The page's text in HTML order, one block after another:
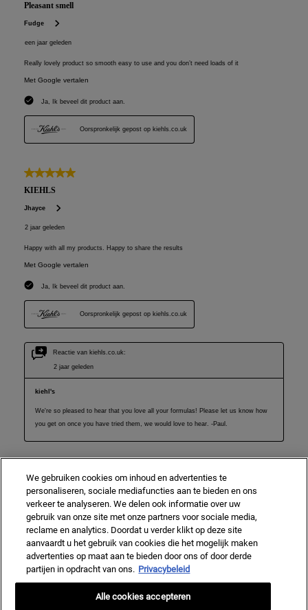
We gebruiken cookies om inhoud en advertenties te
personaliseren, sociale mediafuncties aan te bieden en ons
verkeer te analyseren. We delen ook informatie over uw
gebruik van onze site met onze partners voor sociale media,
reclame en analytics. Doordat u verder klikt op deze site
aanvaardt u het gebruik van cookies die het mogelijk maken
advertenties op maat aan te bieden door ons of door derde
partijen in opdracht van ons. Privacybeleid
Alle cookies accepteren